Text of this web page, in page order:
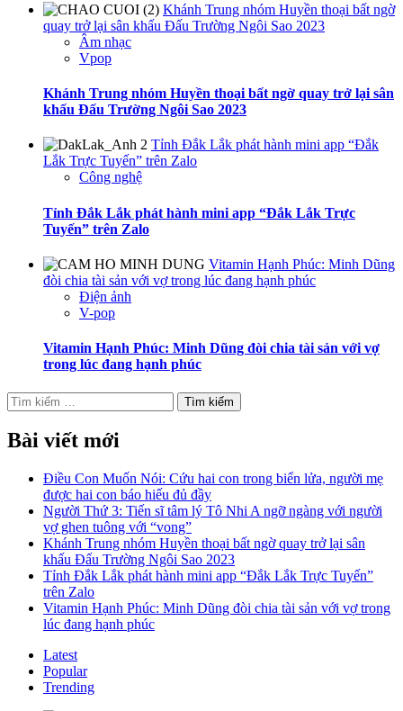
Khánh Trung nhóm Huyền thoại bất ngờ
quay trở lại sân khấu Đấu Trường Ngôi Sao 2023
Âm nhạc
Vpop
Khánh Trung nhóm Huyền thoại bất ngờ quay trở lại sân
khấu Đấu Trường Ngôi Sao 2023
Tỉnh Đắk Lắk phát hành mini app “Đắk
Lắk Trực Tuyến” trên Zalo
Công nghệ
Tỉnh Đắk Lắk phát hành mini app “Đắk Lắk Trực
Tuyến” trên Zalo
Vitamin Hạnh Phúc: Minh Dũng
đòi chia tài sản với vợ trong lúc đang hạnh phúc
Điện ảnh
V-pop
Vitamin Hạnh Phúc: Minh Dũng đòi chia tài sản với vợ
trong lúc đang hạnh phúc
Tìm
kiếm
cho:
Bài viết mới
Điều Con Muốn Nói: Cứu hai con trong biển lửa, người mẹ
được hai con báo hiếu đủ đầy
Người Thứ 3: Tiến sĩ tâm lý Tô Nhi A ngỡ ngàng với người
vợ ghen tuông với “vong”
Khánh Trung nhóm Huyền thoại bất ngờ quay trở lại sân
khấu Đấu Trường Ngôi Sao 2023
Tỉnh Đắk Lắk phát hành mini app “Đắk Lắk Trực Tuyến”
trên Zalo
Vitamin Hạnh Phúc: Minh Dũng đòi chia tài sản với vợ trong
lúc đang hạnh phúc
Latest
Popular
Trending